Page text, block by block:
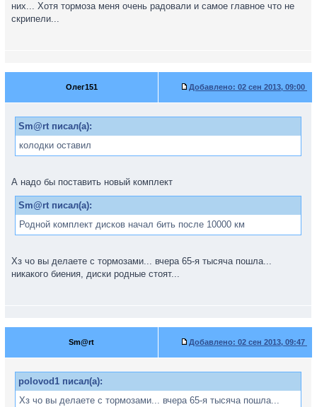
них... Хотя тормоза меня очень радовали и самое главное что не
скрипели...
Олег151 Добавлено: 02 сен 2013, 09:00
Sm@rt писал(а):
колодки оставил
А надо бы поставить новый комплект
Sm@rt писал(а):
Родной комплект дисков начал бить после 10000 км
Хз чо вы делаете с тормозами... вчера 65-я тысяча пошла...
никакого биения, диски родные стоят...
Sm@rt Добавлено: 02 сен 2013, 09:47
polovod1 писал(а):
Хз чо вы делаете с тормозами... вчера 65-я тысяча пошла...